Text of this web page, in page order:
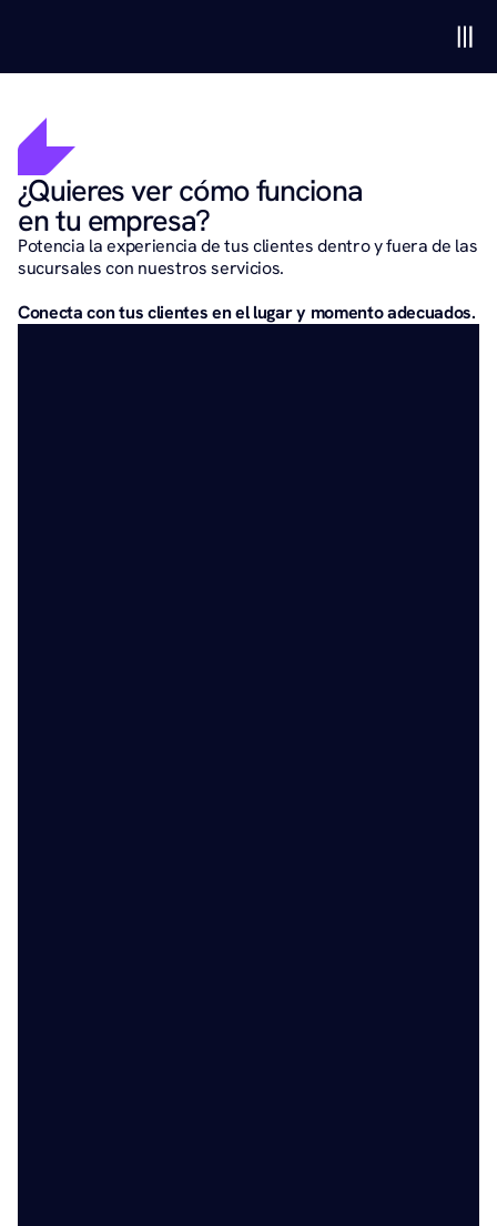
¿Quieres ver cómo funciona
en tu empresa?
Potencia la experiencia de tus clientes dentro y fuera de las
sucursales con nuestros servicios.